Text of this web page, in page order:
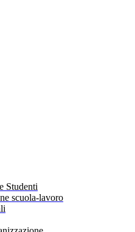
Studenti
scuola-lavoro